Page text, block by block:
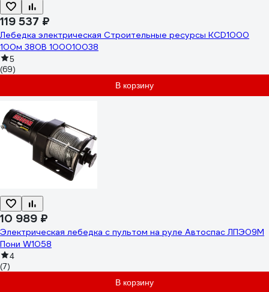
119 537 ₽
Лебедка электрическая Строительные ресурсы KСD1000
100м 380В 100010038
5
(69)
В корзину
10 989 ₽
Электрическая лебедка с пультом на руле Автоспас ЛПЭ09М
Пони W1058
4
(7)
В корзину